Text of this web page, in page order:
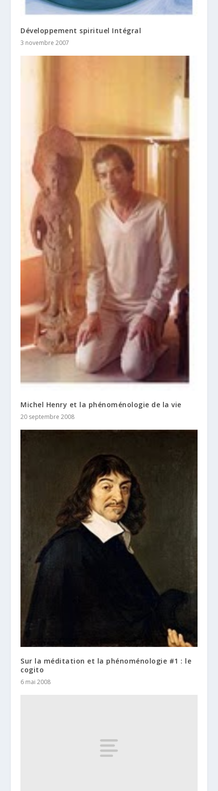
Développement spirituel Intégral
3 novembre 2007
Michel Henry et la phénoménologie de la vie
20 septembre 2008
Sur la méditation et la phénoménologie #1 : le
cogito
6 mai 2008